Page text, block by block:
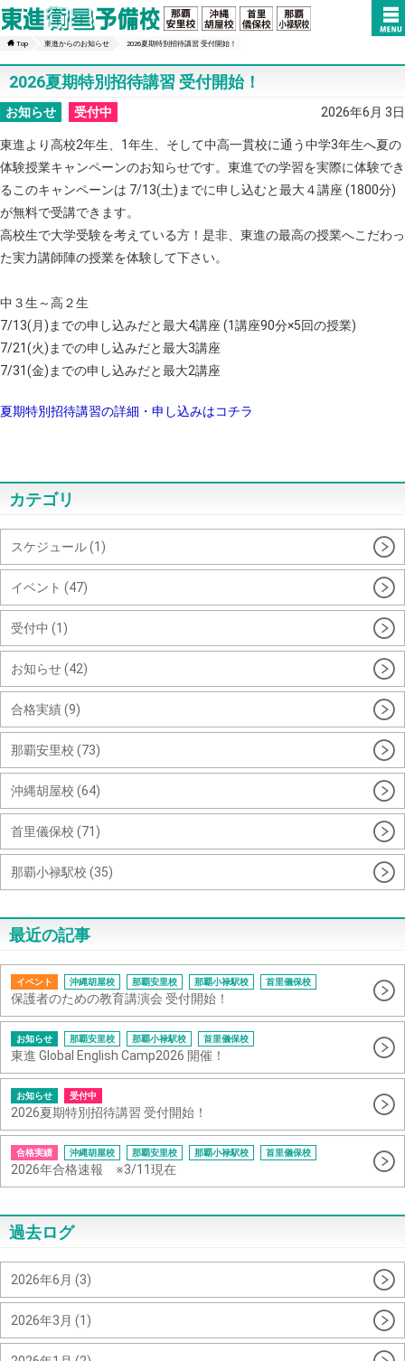
Top 東進からのお知らせ 2026夏期特別招待講習 受付開始！
2026夏期特別招待講習 受付開始！
2026年6月 3日
お知らせ 受付中
東進より高校2年生、1年生、そして中高一貫校に通う中学3年生へ夏の
体験授業キャンペーンのお知らせです。東進での学習を実際に体験でき
るこのキャンペーンは 7/13(土)までに申し込むと最大４講座 (1800分)
が無料で受講できます。
高校生で大学受験を考えている方！是非、東進の最高の授業へこだわっ
た実力講師陣の授業を体験して下さい。
中３生～高２生
7/13(月)までの申し込みだと最大4講座 (1講座90分×5回の授業)
7/21(火)までの申し込みだと最大3講座
7/31(金)までの申し込みだと最大2講座
夏期特別招待講習の詳細・申し込みはコチラ
カテゴリ
スケジュール (1)
イベント (47)
受付中 (1)
お知らせ (42)
合格実績 (9)
那覇安里校 (73)
沖縄胡屋校 (64)
首里儀保校 (71)
那覇小禄駅校 (35)
最近の記事
イベント 沖縄胡屋校 那覇安里校 那覇小禄駅校 首里儀保校
保護者のための教育講演会 受付開始！
お知らせ 那覇安里校 那覇小禄駅校 首里儀保校
東進 Global English Camp2026 開催！
お知らせ 受付中
2026夏期特別招待講習 受付開始！
合格実績 沖縄胡屋校 那覇安里校 那覇小禄駅校 首里儀保校
2026年合格速報 ※3/11現在
過去ログ
2026年6月 (3)
2026年3月 (1)